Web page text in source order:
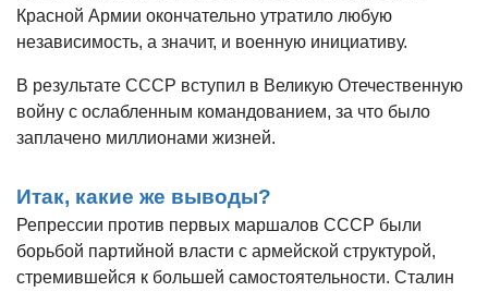
Красной Армии окончательно утратило любую
независимость, а значит, и военную инициативу.
В результате СССР вступил в Великую Отечественную
войну с ослабленным командованием, за что было
заплачено миллионами жизней.
Итак, какие же выводы?
Репрессии против первых маршалов СССР были
борьбой партийной власти с армейской структурой,
стремившейся к большей самостоятельности. Сталин